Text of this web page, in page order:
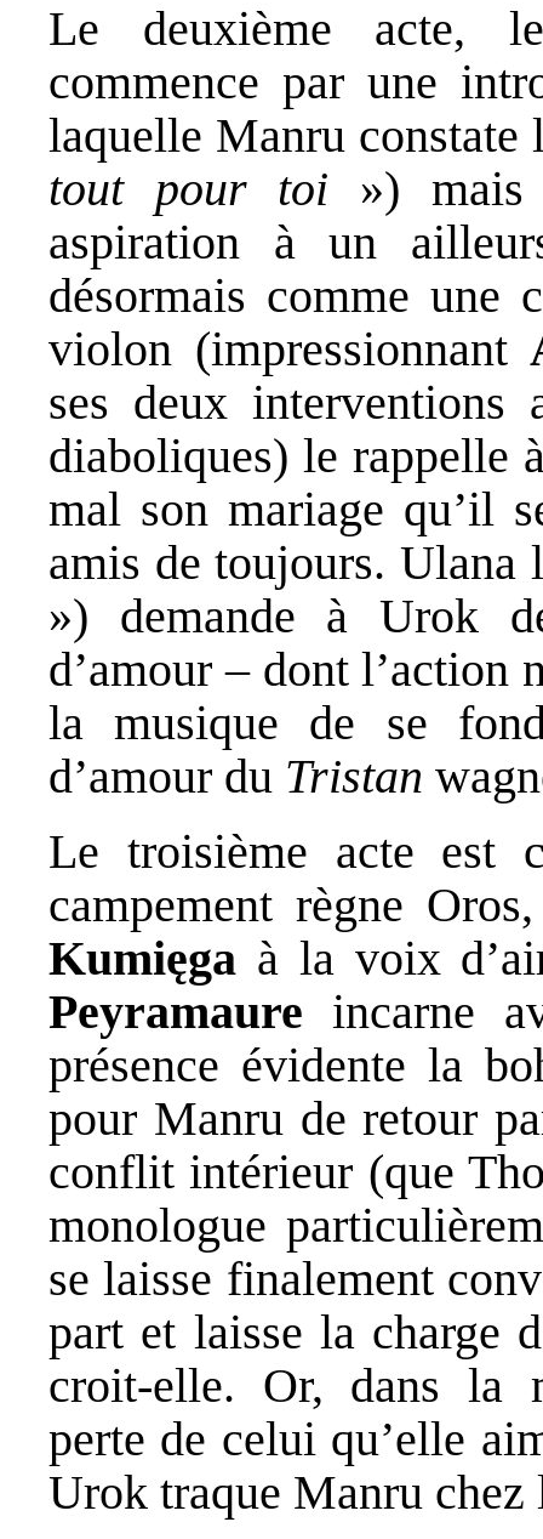
Le deuxième acte,
commence par une
laquelle Manru constate
tout pour toi ») mais
aspiration à un
désormais comme une
violon (impressionnant
ses deux interventions
diaboliques) le rappelle
mal son mariage qu’il
amis de toujours. Ulana
») demande à Urok
d’amour – dont l’action
la musique de se
d’amour du Tristan
Le troisième acte est
campement règne
Kumięga à la voix
Peyramaure incarne
présence évidente la
pour Manru de retour
conflit intérieur (que
monologue
se laisse finalement
part et laisse la charge
croit-elle. Or, dans la
perte de celui qu’elle
Urok traque Manru chez